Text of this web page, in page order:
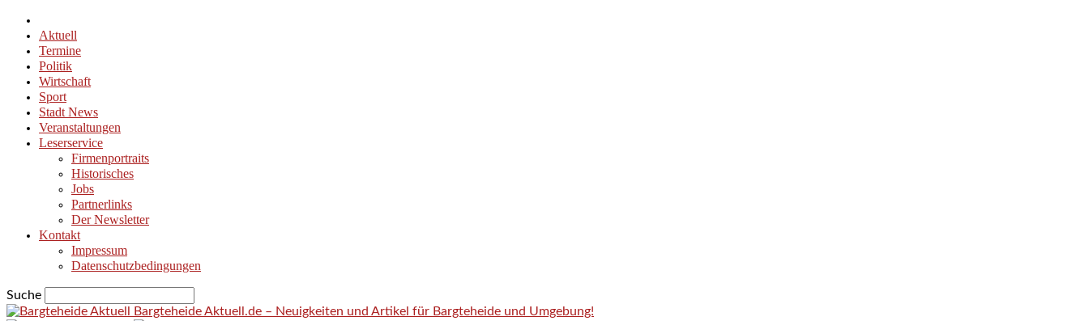
Aktuell
Termine
Politik
Wirtschaft
Sport
Stadt News
Veranstaltungen
Leserservice
Firmenportraits
Historisches
Jobs
Partnerlinks
Der Newsletter
Kontakt
Impressum
Datenschutzbedingungen
Suche
Bargteheide Aktuell.de – Neuigkeiten und Artikel für Bargteheide und Umgebung!